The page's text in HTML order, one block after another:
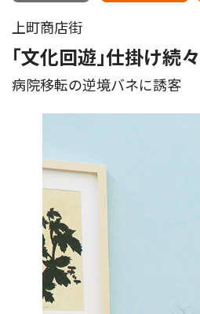
上町商店街
｢文化回遊｣仕掛け続々
病院移転の逆境バネに誘客